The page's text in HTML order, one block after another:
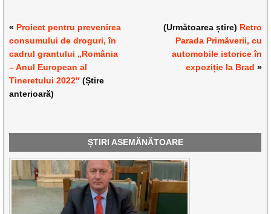
« Proiect pentru prevenirea
consumului de droguri, în
cadrul grantului „România
– Anul European al
Tineretului 2022″ (Știre
anterioară)
(Următoarea știre) Retro
Parada Primăverii, cu
automobile istorice în
expoziție la Brad »
ȘTIRI ASEMĂNĂTOARE